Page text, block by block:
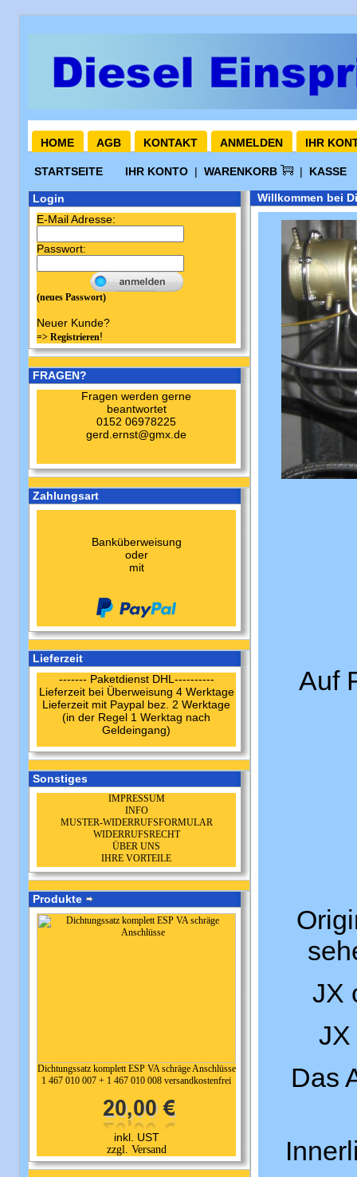
HOME AGB KONTAKT ANMELDEN IHR
STARTSEITE IHR KONTO | WARENKORB | KASSE
Login
E-Mail Adresse:
Passwort:
(neues Passwort)
Neuer Kunde?
=> Registrieren!
FRAGEN?
Fragen werden gerne
beantwortet
0152 06978225
gerd.ernst@gmx.de
Zahlungsart
Banküberweisung
oder
mit
Lieferzeit
------- Paketdienst DHL----------
Lieferzeit bei Überweisung 4 Werktage
Lieferzeit mit Paypal bez. 2 Werktage
(in der Regel 1 Werktag nach
Geldeingang)
Sonstiges
IMPRESSUM
INFO
MUSTER-WIDERRUFSFORMULAR
WIDERRUFSRECHT
ÜBER UNS
IHRE VORTEILE
Produkte
Dichtungssatz komplett ESP VA schräge Anschlüsse
1 467 010 007 + 1 467 010 008 versandkostenfrei
inkl. UST
zzgl. Versand
Willkommen bei
Auf
JX
JX
Das